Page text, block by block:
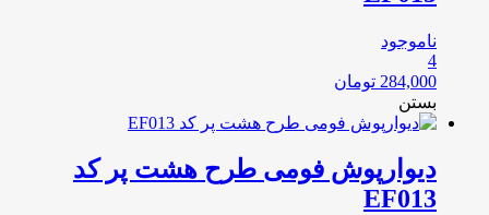
ناموجود
4
284,000 تومان
بستن
دیوارپوش فومی طرح هشت پر کد
EF013